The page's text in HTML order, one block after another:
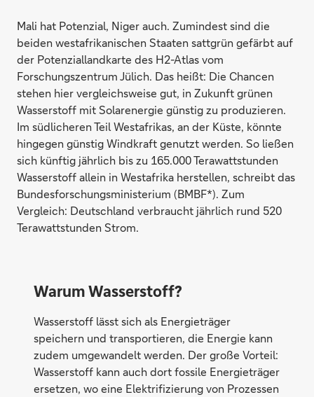
Mali hat Potenzial, Niger auch. Zumindest sind die
beiden westafrikanischen Staaten sattgrün gefärbt auf
der Potenziallandkarte des H2-Atlas vom
Forschungszentrum Jülich. Das heißt: Die Chancen
stehen hier vergleichsweise gut, in Zukunft grünen
Wasserstoff mit Solarenergie günstig zu produzieren.
Im südlicheren Teil Westafrikas, an der Küste, könnte
hingegen günstig Windkraft genutzt werden. So ließen
sich künftig jährlich bis zu 165.000 Terawattstunden
Wasserstoff allein in Westafrika herstellen, schreibt das
Bundesforschungsministerium (BMBF*). Zum
Vergleich: Deutschland verbraucht jährlich rund 520
Terawattstunden Strom.
Warum Wasserstoff?
Wasserstoff lässt sich als Energieträger
speichern und transportieren, die Energie kann
zudem umgewandelt werden. Der große Vorteil:
Wasserstoff kann auch dort fossile Energieträger
ersetzen, wo eine Elektrifizierung von Prozessen